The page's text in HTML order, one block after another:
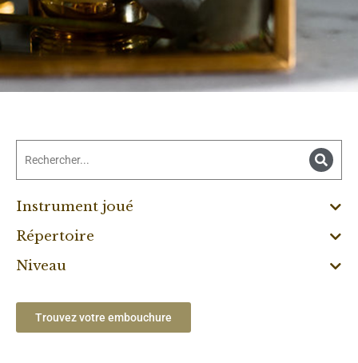
Instrument joué
Répertoire
Niveau
Trouvez votre embouchure